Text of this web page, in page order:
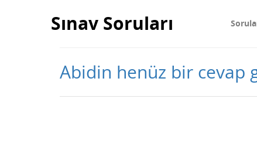
Sınav Soruları
Abidin henüz bir cevap